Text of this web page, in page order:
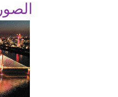
الصور